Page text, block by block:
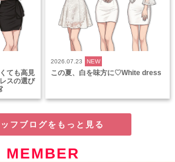
ても高見
スの選び
2026.07.23 NEW
この夏、白を味方に♡White dress
フブログをもっと見る
MEMBER